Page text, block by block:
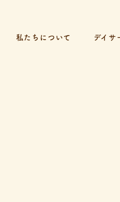
私たちについて デイサ